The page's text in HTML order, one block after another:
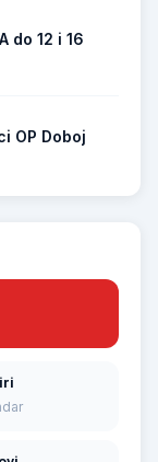
do 12 i 16
OP Doboj